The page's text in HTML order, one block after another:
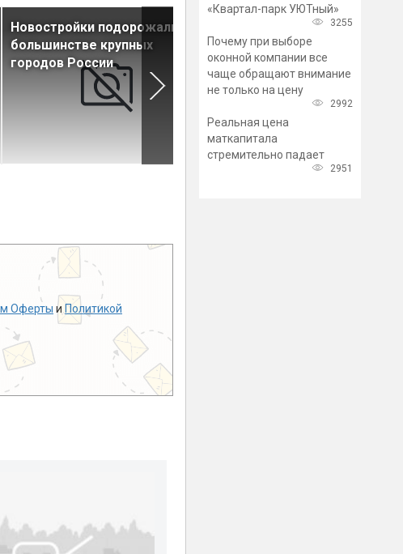
Новостройки подорожали в
большинстве крупных
городов России
Цены на первичку в
Петербурге снова пошли в
рост
Оферты и Политикой
«Квартал-парк УЮТный»
3255
Почему при выборе
оконной компании все
чаще обращают внимание
не только на цену
2992
Реальная цена
маткапитала
стремительно падает
2951